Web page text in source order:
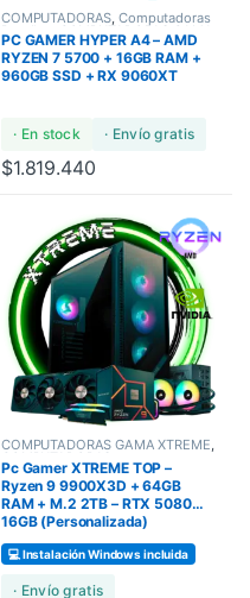
COMPUTADORAS ,Computadoras
COMPUTADORAS GAMA
ULTRA
PC GAMER HYPER A4 – AMD
RYZEN 7 5700 + 16GB RAM +
960GB SSD + RX 9060XT
· En stock · Envío gratis
$1.819.440
COMPUTADORAS GAMA XTREME,
COMPUTADORAS
COMPUTADORAS GAMA ULTRA
COMPUTADORAS GAMERS
Pc Gamer XTREME TOP –
Ryzen 9 9900X3D + 64GB
RAM + M.2 2TB – RTX 5080
16GB (Personalizada)
💻 Instalación Windows incluida
· Envío gratis